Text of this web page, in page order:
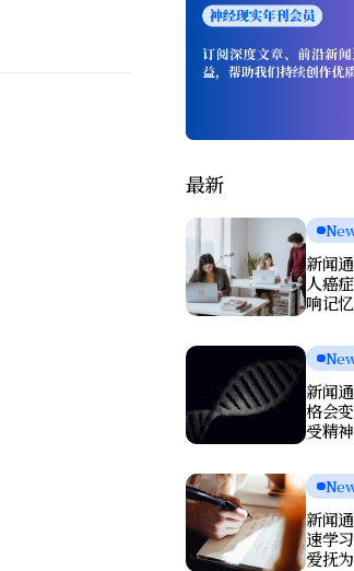
最新
新闻
人癌
响记
新闻
格会
受精
亡？
新闻
速学
爱抚